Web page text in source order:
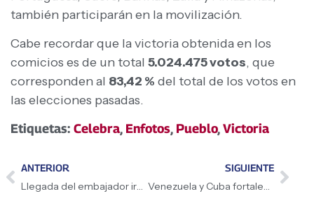
también participarán en la movilización.
Cabe recordar que la victoria obtenida en los
comicios es de un total 5.024.475 votos, que
corresponden al 83,42 % del total de los votos en
las elecciones pasadas.
Etiquetas: Celebra, Enfotos, Pueblo,Victoria
ANTERIOR
Llegada del embajador iraní refuerza lazos de hermandad
SIGUIENTE
Venezuela y Cuba fortalecen alianza en materia de salud